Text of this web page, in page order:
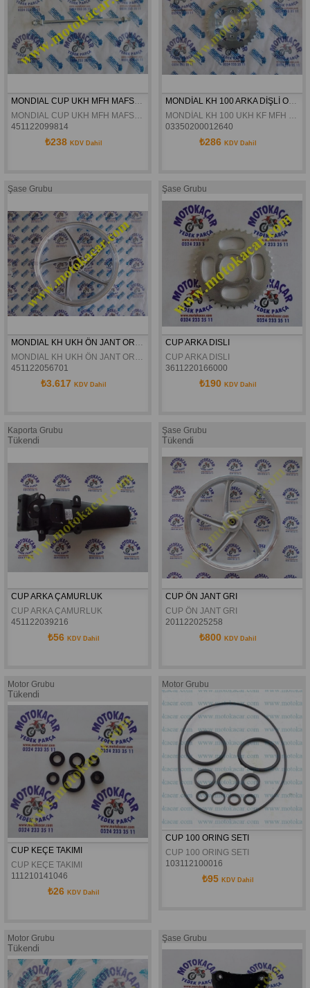
MONDIAL CUP UKH MFH MAFSAL MILI ORJINAL
MONDIAL CUP UKH MFH MAFSAL MILI ORJINAL
451122099814
₺238 KDV Dahil
03350200012640
₺286 KDV Dahil
Şase Grubu
451122056701
₺3.617 KDV Dahil
Şase Grubu
CUP ARKA DISLI
CUP ARKA DISLI
3611220166000
₺190 KDV Dahil
Kaporta Grubu
Tükendi
CUP ARKA ÇAMURLUK
CUP ARKA ÇAMURLUK
451122039216
₺56 KDV Dahil
Şase Grubu
Tükendi
CUP ÖN JANT GRI
CUP ÖN JANT GRI
201122025258
₺800 KDV Dahil
Motor Grubu
Tükendi
CUP KEÇE TAKIMI
CUP KEÇE TAKIMI
111210141046
₺26 KDV Dahil
Motor Grubu
CUP 100 ORING SETI
CUP 100 ORING SETI
103112100016
₺95 KDV Dahil
Motor Grubu
Tükendi
Şase Grubu